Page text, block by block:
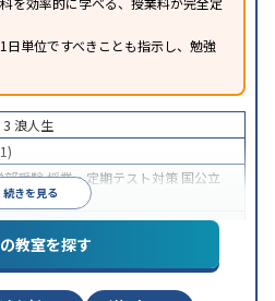
日単位ですべきことも指示し、勉強
続きを見る
浪人生
部受験授業・定期テスト対策 国公立
語検定)対策
対応授業の振替可能オンライン対
教室を探す